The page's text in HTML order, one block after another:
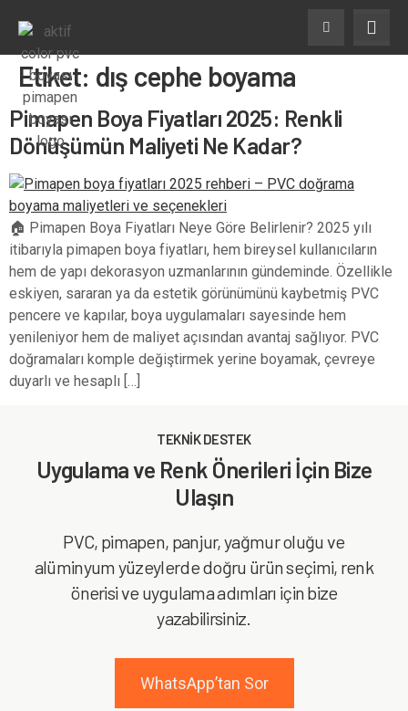
Etiket: dış cephe boyama
Pimapen Boya Fiyatları 2025: Renkli
Dönüşümün Maliyeti Ne Kadar?
🏠 Pimapen Boya Fiyatları Neye Göre Belirlenir? 2025 yılı
itibarıyla pimapen boya fiyatları, hem bireysel kullanıcıların
hem de yapı dekorasyon uzmanlarının gündeminde. Özellikle
eskiyen, sararan ya da estetik görünümünü kaybetmiş PVC
pencere ve kapılar, boya uygulamaları sayesinde hem
yenileniyor hem de maliyet açısından avantaj sağlıyor. PVC
doğramaları komple değiştirmek yerine boyamak, çevreye
duyarlı ve hesaplı […]
TEKNİK DESTEK
Uygulama ve Renk Önerileri İçin Bize
Ulaşın
PVC, pimapen, panjur, yağmur oluğu ve
alüminyum yüzeylerde doğru ürün seçimi, renk
önerisi ve uygulama adımları için bize
yazabilirsiniz.
WhatsApp’tan Sor